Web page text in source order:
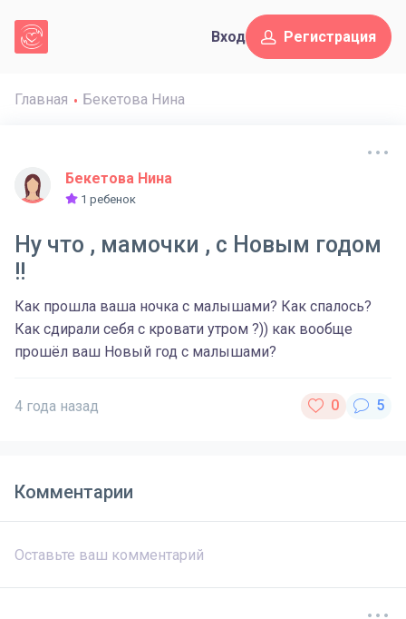
Вход Регистрация
Главная Бекетова Нина
Бекетова Нина
1 ребенок
Ну что , мамочки , с Новым годом
!!
Как прошла ваша ночка с малышами? Как спалось?
Как сдирали себя с кровати утром ?)) как вообще
прошёл ваш Новый год с малышами?
4 года назад
Комментарии